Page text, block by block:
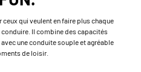
ceux qui veulent en faire plus chaque
Il combine des capacités
une conduite souple et agréable
de loisir.